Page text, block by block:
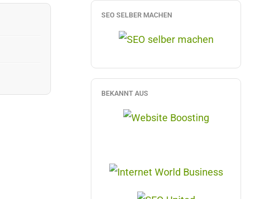
SEO SELBER MACHEN
BEKANNT AUS